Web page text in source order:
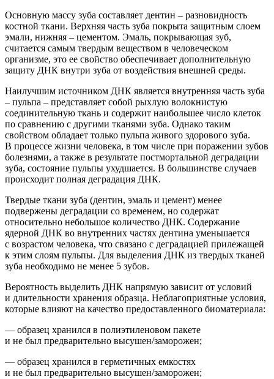
Основную массу зуба составляет дентин – разновидность
костной ткани. Верхняя часть зуба покрыта защитным слоем
эмали, нижняя – цементом. Эмаль, покрывающая зуб,
считается самым твердым веществом в человеческом
организме, это ее свойство обеспечивает дополнительную
защиту ДНК внутри зуба от воздействия внешней среды.
Наилучшим источником ДНК является внутренняя часть зуба
– пульпа – представляет собой рыхлую волокнистую
соединительную ткань и содержит наибольшее число клеток
по сравнению с другими тканями зуба. Однако таким
свойством обладает только пульпа живого здорового зуба.
В процессе жизни человека, в том числе при поражении зубов
болезнями, а также в результате постмортальной деградации
зуба, состояние пульпы ухудшается. В большинстве случаев
происходит полная деградация ДНК.
Твердые ткани зуба (дентин, эмаль и цемент) менее
подвержены деградации со временем, но содержат
относительно небольшое количество ДНК. Содержание
ядерной ДНК во внутренних частях дентина уменьшается
с возрастом человека, что связано с деградацией прилежащей
к этим слоям пульпы. Для выделения ДНК из твердых тканей
зуба необходимо не менее 5 зубов.
Вероятность выделить ДНК напрямую зависит от условий
и длительности хранения образца. Неблагоприятные условия,
которые влияют на качество предоставленного биоматериала:
— образец хранился в полиэтиленовом пакете
и не был предварительно высушен/заморожен;
— образец хранился в герметичных емкостях
и не был предварительно высушен/заморожен;